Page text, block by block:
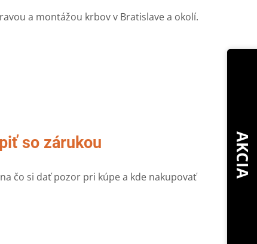
a montážou krbov v Bratislave a okolí.
so zárukou
čo si dať pozor pri kúpe a kde nakupovať
AKCIA